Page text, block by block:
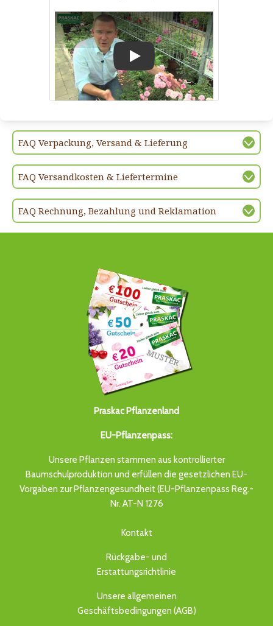
FAQ Verpackung, Versand & Lieferung
FAQ Versandkosten & Liefertermine
FAQ Rechnung, Bezahlung und Reklamation
Praskac Pflanzenland
EU-Pflanzenpass:
Unsere Pflanzen stammen aus kontrollierter
Baumschulproduktion und erfüllen die gesetzlichen EU-
Vorgaben zur Pflanzengesundheit (EU-Pflanzenpass Reg.-
Nr. AT-N 1276
Kontakt
Rückgabe- und
Erstattungsrichtlinie
Unsere allgemeinen
Geschäftsbedingungen (AGB)